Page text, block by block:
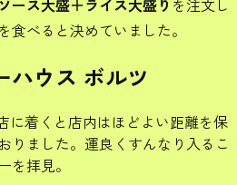
ース大盛＋ライス大盛り を注文し
食べると決めていました。
ハウス ボルツ
に着くと店内はほどよい距離を保
りました。運良くすんなり入るこ
を拝見。